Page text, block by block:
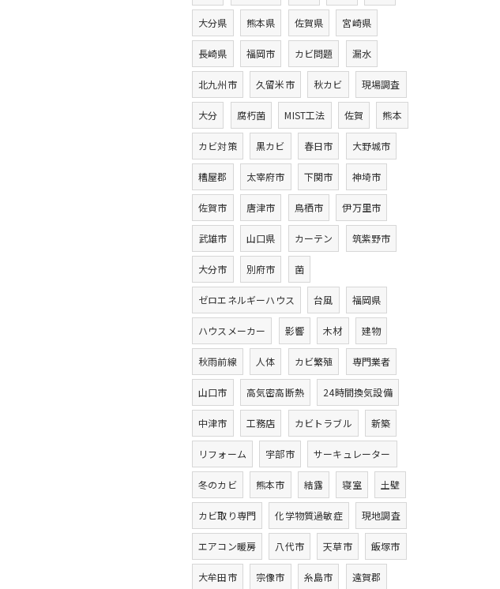
大分県 熊本県 佐賀県 宮崎県
長崎県 福岡市 カビ問題 漏水
北九州市 久留米市 秋カビ 現場調査
大分 腐朽菌 MIST工法 佐賀 熊本
カビ対策 黒カビ 春日市 大野城市
糟屋郡 太宰府市 下関市 神埼市
佐賀市 唐津市 鳥栖市 伊万里市
武雄市 山口県 カーテン 筑紫野市
大分市 別府市 菌
ゼロエネルギーハウス 台風 福岡県
ハウスメーカー 影響 木材 建物
秋雨前線 人体 カビ繁殖 専門業者
山口市 高気密高断熱 24時間換気設備
中津市 工務店 カビトラブル 新築
リフォーム 宇部市 サーキュレーター
冬のカビ 熊本市 結露 寝室 土壁
カビ取り専門 化学物質過敏症 現地調査
エアコン暖房 八代市 天草市 飯塚市
大牟田市 宗像市 糸島市 遠賀郡